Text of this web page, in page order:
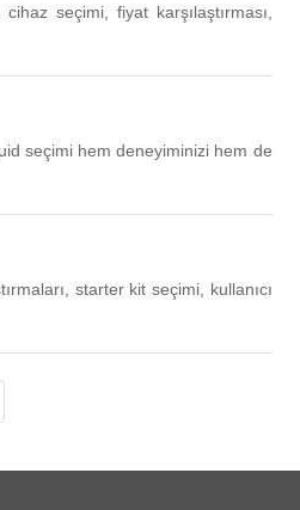
seçimi, fiyat karşılaştırması,
seçimi hem deneyiminizi hem de
starter kit seçimi, kullanıcı